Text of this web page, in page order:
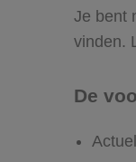
Je bent
vinden.
De